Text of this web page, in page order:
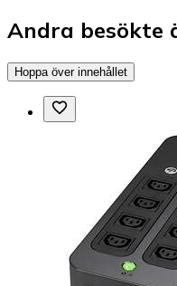
Andra besökte
Hoppa över innehållet